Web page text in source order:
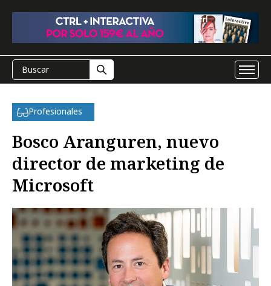
Profesionales
Bosco Aranguren, nuevo
director de marketing de
Microsoft